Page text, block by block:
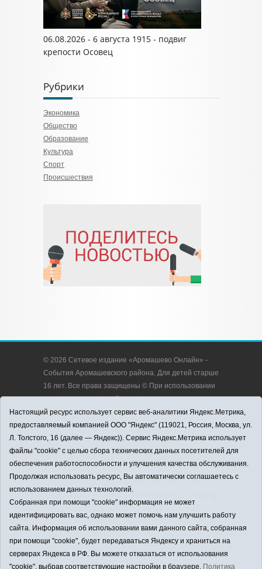
06.08.2026 - 6 августа 1915 - подвиг
крепости Осовец
Рубрики
Экономика
Общество
Образование
Культура
Спорт
Происшествия
© 2026 Сетевое издание «Аромашево Онлайн» -
События Аромашевского района. Для детей старше
16 лет. Все права защищены © При использовании
материалов ссылка обязательна.
Адрес редакции: 627350, Россия, Тюменская
область, Аромашевский район, с. Аромашево, ул.
Кирова, д. 13.
Адрес электронной почты редакции:
strudu72@obl72.ru
Телефон редакции: 8 (34545) 2-30-58
Регистрационный номер СМИ ЭЛ № ФС 77 - 65176
выдано Федеральной службой по надзору в сфере
связи, информационных технологий и массовых
коммуникаций (Роскомнадзор) 28.03.2016 г.
Учредитель: АНО «Информационно-издательский
центр «Слава труду».
Главный редактор: А.Н. Барабанщиков
Настоящий ресурс использует сервис веб-аналитики Яндекс.Метрика,
предоставляемый компанией ООО "Яндекс" (119021, Россия, Москва, ул.
Л. Толстого, 16 (далее — Яндекс)). Сервис Яндекс.Метрика использует
файлы "cookie" с целью сбора технических данных посетителей для
обеспечения работоспособности и улучшения качества обслуживания.
Продолжая использовать ресурс, Вы автоматически соглашаетесь с
использованием данных технологий.
Собранная при помощи "cookie" информация не может
идентифицировать вас, однако может помочь нам улучшить работу
сайта. Информация об использовании вами данного сайта, собранная
при помощи "cookie", будет передаваться Яндексу и храниться на
серверах Яндекса в РФ. Вы можете отказаться от использования
"cookie", выбрав соответствующие настройки в браузере. Политика